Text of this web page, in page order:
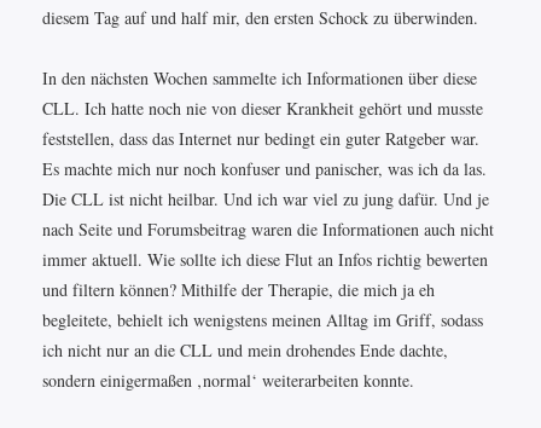
diesem Tag auf und half mir, den ersten Schock zu überwinden.
In den nächsten Wochen sammelte ich Informationen über diese
CLL. Ich hatte noch nie von dieser Krankheit gehört und musste
feststellen, dass das Internet nur bedingt ein guter Ratgeber war.
Es machte mich nur noch konfuser und panischer, was ich da las.
Die CLL ist nicht heilbar. Und ich war viel zu jung dafür. Und je
nach Seite und Forumsbeitrag waren die Informationen auch nicht
immer aktuell. Wie sollte ich diese Flut an Infos richtig bewerten
und filtern können? Mithilfe der Therapie, die mich ja eh
begleitete, behielt ich wenigstens meinen Alltag im Griff, sodass
ich nicht nur an die CLL und mein drohendes Ende dachte,
sondern einigermaßen ‚normal‘ weiterarbeiten konnte.